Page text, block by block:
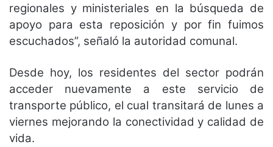
regionales y ministeriales en la búsqueda de
apoyo para esta reposición y por fin fuimos
escuchados”, señaló la autoridad comunal.
Desde hoy, los residentes del sector podrán
acceder nuevamente a este servicio de
transporte público, el cual transitará de lunes a
viernes mejorando la conectividad y calidad de
vida.